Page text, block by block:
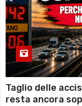
Taglio delle
resta ancora